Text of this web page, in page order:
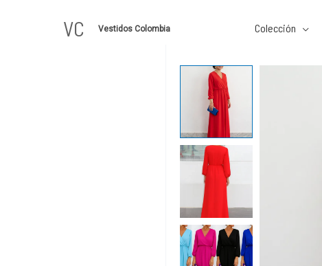
VC Vestidos Colombia Colección